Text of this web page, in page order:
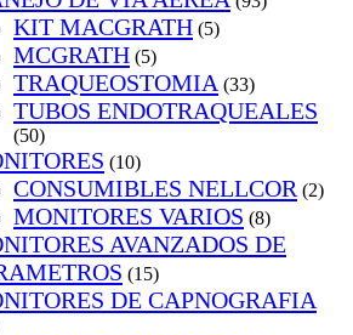
KIT MACGRATH (5)
MCGRATH (5)
TRAQUEOSTOMIA (33)
TUBOS ENDOTRAQUEALES
(50)
(10)
CONSUMIBLES NELLCOR (2)
MONITORES VARIOS (8)
AVANZADOS DE
(15)
DE CAPNOGRAFIA